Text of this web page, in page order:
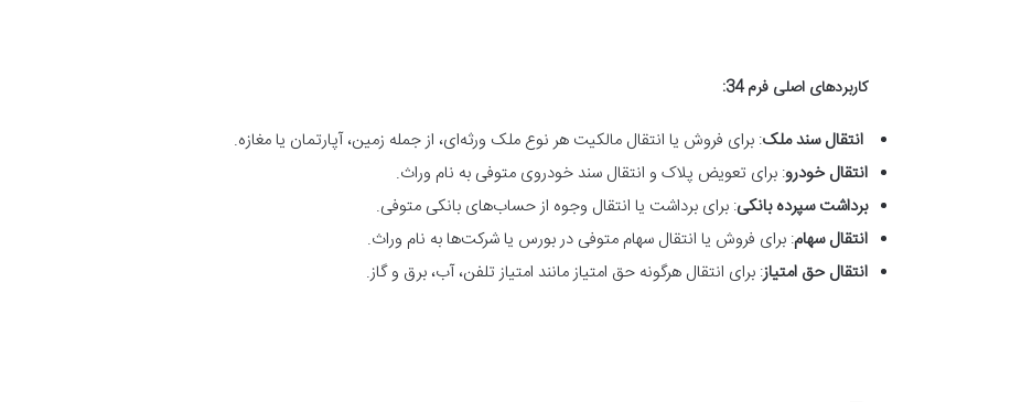
کاربردهای اصلی فرم 34 :
انتقال سند ملک: برای فروش یا انتقال مالکیت هر نوع ملک ورثه‌ای، از جمله زمین، آپارتمان یا مغازه.
انتقال خودرو: برای تعویض پلاک و انتقال سند خودروی متوفی به نام وراث.
برداشت سپرده بانکی: برای برداشت یا انتقال وجوه از حساب‌های بانکی متوفی.
انتقال سهام: برای فروش یا انتقال سهام متوفی در بورس یا شرکت‌ها به نام وراث.
انتقال حق امتیاز: برای انتقال هرگونه حق امتیاز مانند امتیاز تلفن، آب، برق و گاز.